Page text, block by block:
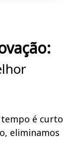
tempo é curto
eliminamos